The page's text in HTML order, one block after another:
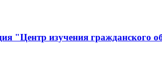
"Центр изучения гражданского